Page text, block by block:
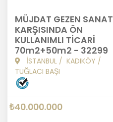
MÜJDAT GEZEN SANAT
KARŞISINDA ÖN
KULLANIMLI TİCARİ
70m2+50m2 - 32299
İSTANBUL / KADIKÖY /
TUĞLACI BAŞI
₺40.000.000